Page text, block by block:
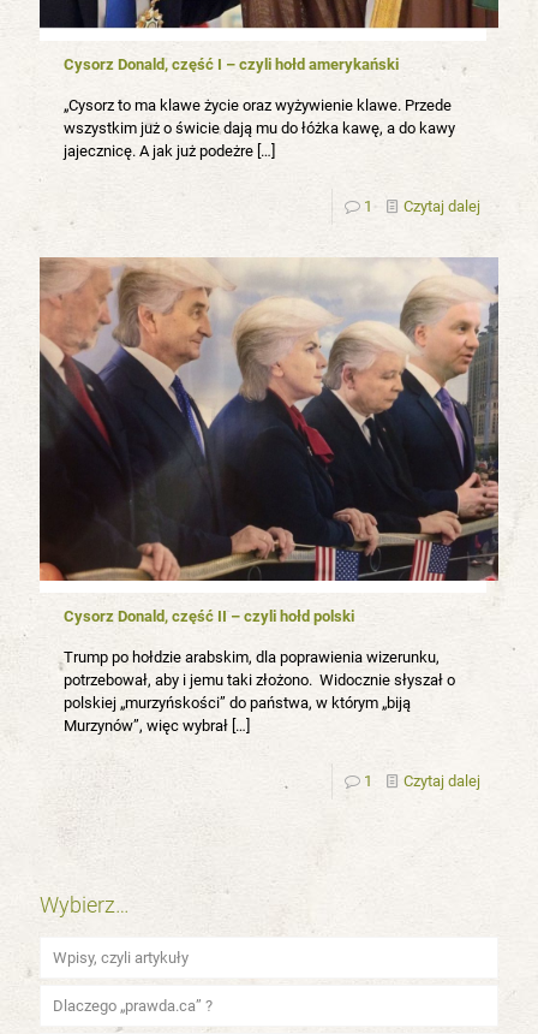
Cysorz Donald, część I – czyli hołd amerykański
„Cysorz to ma klawe życie oraz wyżywienie klawe. Przede
wszystkim już o świcie dają mu do łóżka kawę, a do kawy
jajecznicę. A jak już podeżre […]
1 Czytaj dalej
Cysorz Donald, część II – czyli hołd polski
Trump po hołdzie arabskim, dla poprawienia wizerunku,
potrzebował, aby i jemu taki złożono. Widocznie słyszał o
polskiej „murzyńskości” do państwa, w którym „biją
Murzynów”, więc wybrał […]
1 Czytaj dalej
Wybierz…
Wpisy, czyli artykuły
Dlaczego „prawda.ca” ?